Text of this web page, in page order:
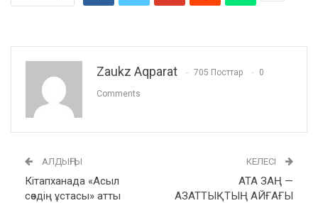
Zaukz Aqparat 705 Посттар 0
Comments
АЛДЫҢҒЫ
Кітапханада «Асыл
сөздің ұстасы» атты
КЕЛЕСІ
АТА ЗАҢ —
АЗАТТЫҚТЫҢ АЙҒАҒЫ